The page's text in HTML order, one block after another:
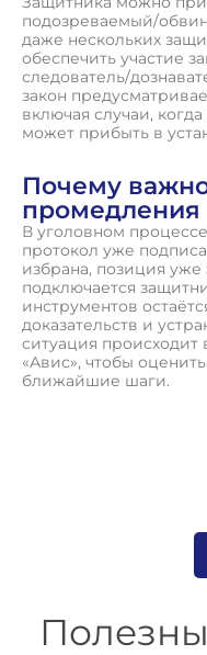
подозреваемый/
даже нескольких
обеспечить участие
следователь/
закон
включая случаи,
может прибыть в
Почему
промедления
В уголовном процессе
протокол уже
избрана, позиция
подключается
инструментов
доказательств и
ситуация
«Авис», чтобы
ближайшие шаги.